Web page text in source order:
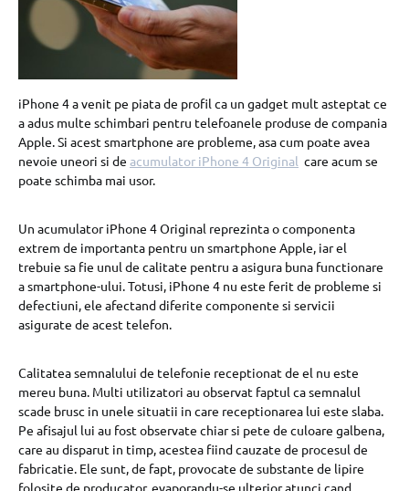
iPhone 4 a venit pe piata de profil ca un gadget mult asteptat ce
a adus multe schimbari pentru telefoanele produse de compania
Apple. Si acest smartphone are probleme, asa cum poate avea
nevoie uneori si de acumulator iPhone 4 Original care acum se
poate schimba mai usor.
Un acumulator iPhone 4 Original reprezinta o componenta
extrem de importanta pentru un smartphone Apple, iar el
trebuie sa fie unul de calitate pentru a asigura buna functionare
a smartphone-ului. Totusi, iPhone 4 nu este ferit de probleme si
defectiuni, ele afectand diferite componente si servicii
asigurate de acest telefon.
Calitatea semnalului de telefonie receptionat de el nu este
mereu buna. Multi utilizatori au observat faptul ca semnalul
scade brusc in unele situatii in care receptionarea lui este slaba.
Pe afisajul lui au fost observate chiar si pete de culoare galbena,
care au disparut in timp, acestea fiind cauzate de procesul de
fabricatie. Ele sunt, de fapt, provocate de substante de lipire
folosite de producator, evaporandu-se ulterior atunci cand